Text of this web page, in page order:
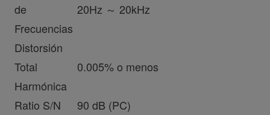
de
Frecuencias
20Hz ～ 20kHz
Distorsión
Total
Harmónica
0.005% o menos
Ratio S/N
90 dB (PC)